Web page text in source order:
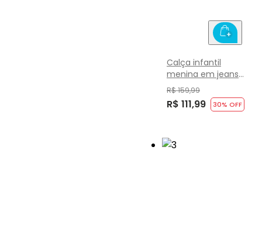
Calça infantil
menina em jeans
Brandili
R$ 159,99
R$ 111,99 30% OFF